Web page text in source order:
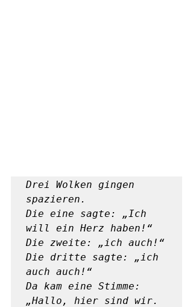
Drei Wolken gingen
spazieren.
Die eine sagte: „Ich
will ein Herz haben!“
Die zweite: „ich auch!“
Die dritte sagte: „ich
auch auch!“
Da kam eine Stimme:
„Hallo, hier sind wir.